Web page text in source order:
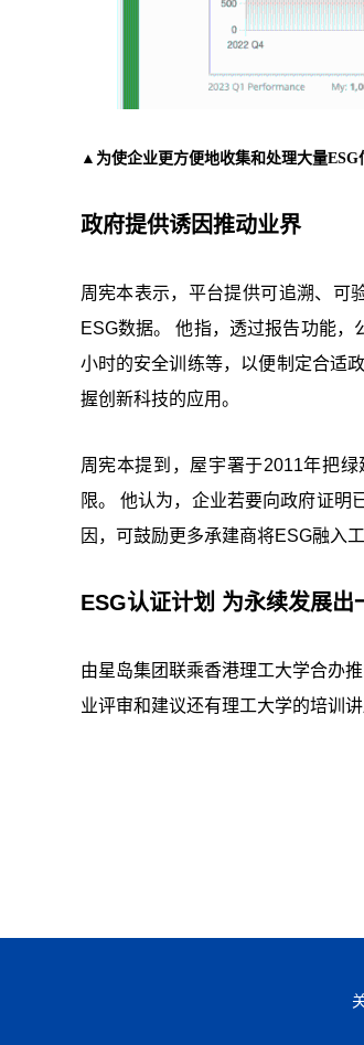
▲为使企业更方便地收集和处理大量ESG
政府提供诱因推动业界
周宪本表示，平台提供可追溯、可
ESG数据。 他指，透过报告功能
小时的安全训练等，以便制定合适
握创新科技的应用。
周宪本提到，屋宇署于2011年把
限。 他认为，企业若要向政府证明
因，可鼓励更多承建商将ESG融入
ESG认证计划 为永续发展出
由星岛集团联乘香港理工大学合办
业评审和建议还有理工大学的培训